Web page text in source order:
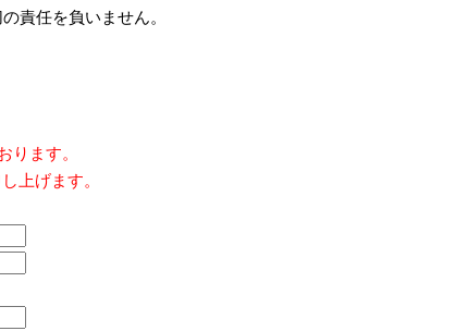
責任を負いません。
ります。
上げます。